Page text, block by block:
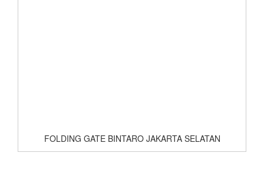
FOLDING GATE BINTARO JAKARTA SELATAN